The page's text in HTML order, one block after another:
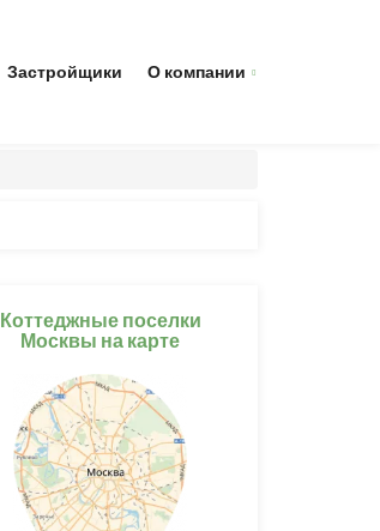
Застройщики О компании
Коттеджные поселки
Москвы на карте